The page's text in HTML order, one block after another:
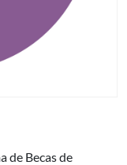
de Becas de